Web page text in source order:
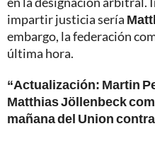
impartir justicia sería
embargo, la federación
última hora.
“Actualización: Martin
Matthias Jöllenbeck
mañana del Union